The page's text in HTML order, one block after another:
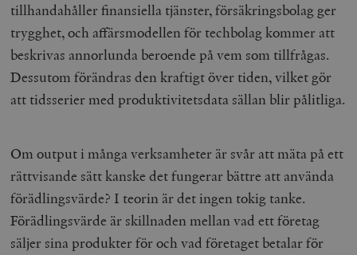
tillhandahåller finansiella tjänster, försäkringsbolag ger
trygghet, och affärsmodellen för techbolag kommer att
beskrivas annorlunda beroende på vem som tillfrågas.
Dessutom förändras den kraftigt över tiden, vilket gör
att tidsserier med produktivitetsdata sällan blir pålitliga.
Om output i många verksamheter är svår att mäta på ett
rättvisande sätt kanske det fungerar bättre att använda
förädlingsvärde? I teorin är det ingen tokig tanke.
Förädlingsvärde är skillnaden mellan vad ett företag
säljer sina produkter för och vad företaget betalar för